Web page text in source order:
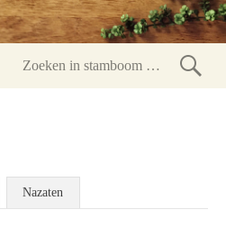
Nazaten